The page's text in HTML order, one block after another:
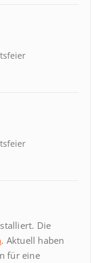
Die
. Aktuell haben
für eine